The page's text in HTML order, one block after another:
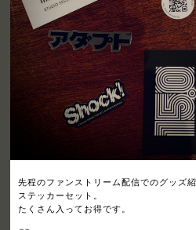
先程のファンストリーム配信でのグッズ
ステッカーセット。
たくさん入ってお得です。